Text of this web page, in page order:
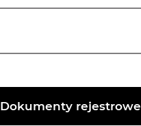
Dokumenty rejestrowe